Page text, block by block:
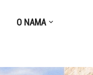
O NAMA